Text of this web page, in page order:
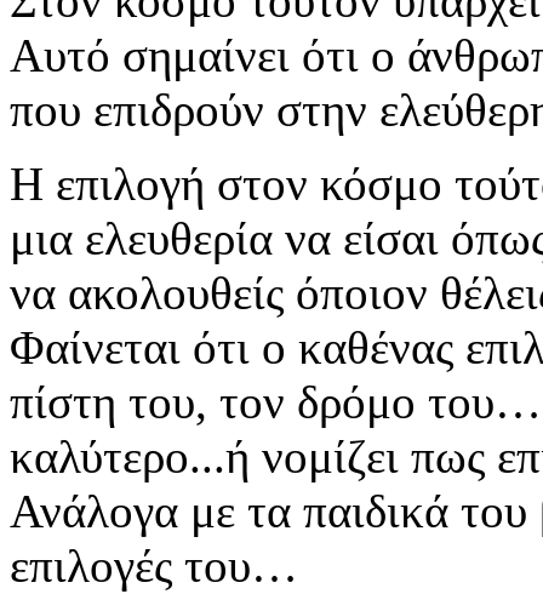
Αυτό σημαίνει ότι ο
που επιδρούν στην
Η επιλογή στον κόσμο
μια ελευθερία να είσαι
να ακολουθείς όποιον
Φαίνεται ότι ο καθένας
πίστη του, τον δρόμο
καλύτερο...ή νομίζει πως
Ανάλογα με τα παιδικά του
επιλογές του…